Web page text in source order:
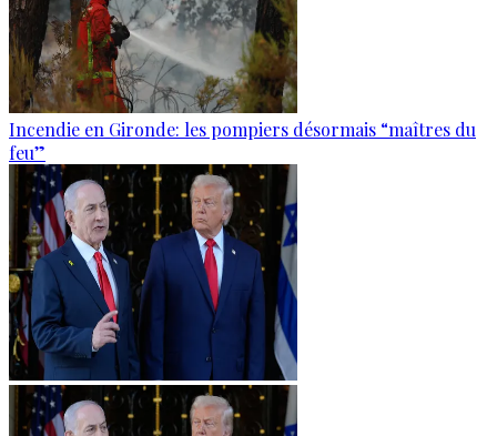
Incendie en Gironde: les pompiers désormais “maîtres du
feu”